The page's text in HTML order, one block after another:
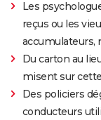
Les
reçus ou les
accumulateurs,
Du carton au
misent sur
Des policiers
conducteurs